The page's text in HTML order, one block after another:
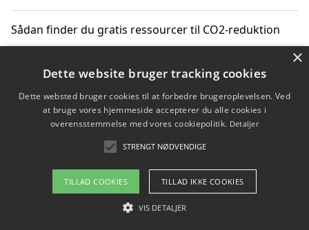
Sådan finder du gratis ressourcer til CO2-reduktion
Hvordan gadgets til hjemmet kan reducere CO2-udslip
Copyright 2026 - Pilanto Aps
Om / kontakt
Blog Betingelser
×
Dette website bruger tracking cookies
Dette websted bruger cookies til at forbedre brugeroplevelsen. Ved
at bruge vores hjemmeside accepterer du alle cookies i
overensstemmelse med vores cookiepolitik. Detaljer
STRENGT NØDVENDIGE
TILLAD COOKIES TILLAD IKKE COOKIES
VIS DETALJER